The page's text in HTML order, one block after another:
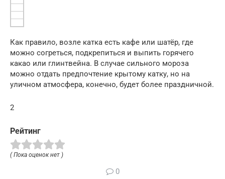
Как правило, возле катка есть кафе или шатёр, где
можно согреться, подкрепиться и выпить горячего
какао или глинтвейна. В случае сильного мороза
можно отдать предпочтение крытому катку, но на
уличном атмосфера, конечно, будет более праздничной.
2
Рейтинг
( Пока оценок нет )
0